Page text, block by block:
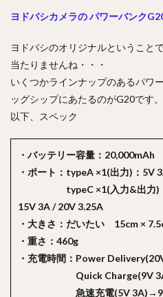
ヨドバシカメラの パワーバンク
ヨドバシのオリジナルということ
当たりませんね・・・
いくつかラインナップのあるパワ
ッグシップにあたるのがG20です。
以下、スペック
・バッテリー容量：20,000mAh
・ポート：typeA ×1(出力)：5V
typeC ×1(入力&出力)：
15V 3A / 20V 3.25A
・大きさ：だいたい 15cm ×
・重さ：460g
・充電時間：Power
Quick Charge(9V
急速充電(5V 3A)→9